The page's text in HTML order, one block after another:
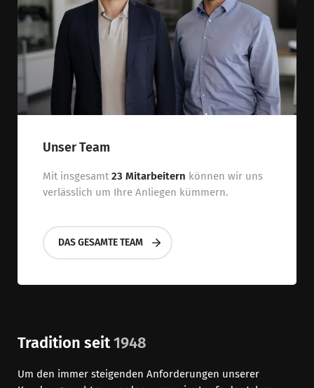
Unser Team
Mit insgesamt 23 Mitarbeitern können wir uns
verlässlich um Ihre Anliegen kümmern.
DAS GESAMTE TEAM
Tradition seit1948
Um den immer steigenden Anforderungen unserer